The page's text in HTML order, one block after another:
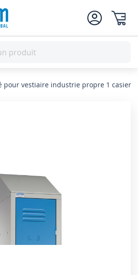
pour vestiaire industrie propre 1 casier